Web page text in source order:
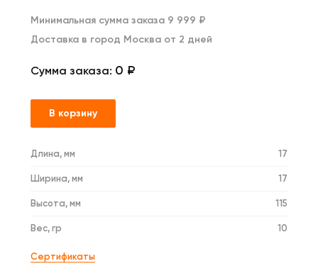
Минимальная сумма заказа 9 999 ₽
Доставка в город Москва от 2 дней
Сумма заказа: 0 ₽
В корзину
Длина, мм 17
Ширина, мм 17
Высота, мм 115
Вес, гр 10
Сертификаты